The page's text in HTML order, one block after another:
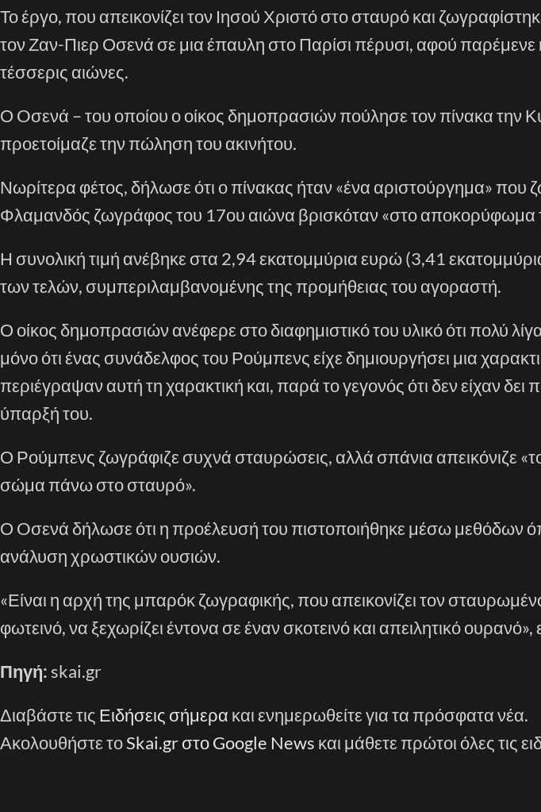
Το έργο, που απεικονίζει τον Ιησού Χριστό στο σταυρό και
τον Ζαν-Πιερ Οσενά σε μια έπαυλη στο Παρίσι πέρυσι, αφού
τέσσερις αιώνες.
Ο Oσενά – του οποίου ο οίκος δημοπρασιών πούλησε τον πίνακα την
προετοίμαζε την πώληση του ακινήτου.
Νωρίτερα φέτος, δήλωσε ότι ο πίνακας ήταν «ένα αριστούργημα» που
Φλαμανδός ζωγράφος του 17ου αιώνα βρισκόταν «στο αποκορύφωμα
Η συνολική τιμή ανέβηκε στα 2,94 εκατομμύρια ευρώ (3,41
των τελών, συμπεριλαμβανομένης της προμήθειας του αγοραστή.
Ο οίκος δημοπρασιών ανέφερε στο διαφημιστικό του υλικό ότι πολύ
μόνο ότι ένας συνάδελφος του Ρούμπενς είχε δημιουργήσει μια
περιέγραψαν αυτή τη χαρακτική και, παρά το γεγονός ότι δεν είχαν
ύπαρξή του.
Ο Ρούμπενς ζωγράφιζε συχνά σταυρώσεις, αλλά σπάνια απεικόνιζε
σώμα πάνω στο σταυρό».
Ο Oσενά δήλωσε ότι η προέλευσή του πιστοποιήθηκε μέσω μεθόδων
ανάλυση χρωστικών ουσιών.
«Είναι η αρχή της μπαρόκ ζωγραφικής, που απεικονίζει τον
φωτεινό, να ξεχωρίζει έντονα σε έναν σκοτεινό και απειλητικό
Πηγή: skai.gr
Διαβάστε τις Ειδήσεις σήμερα και ενημερωθείτε για τα πρόσφατα νέα.
Ακολουθήστε τοSkai.gr στο Google News και μάθετε πρώτοι όλες τις